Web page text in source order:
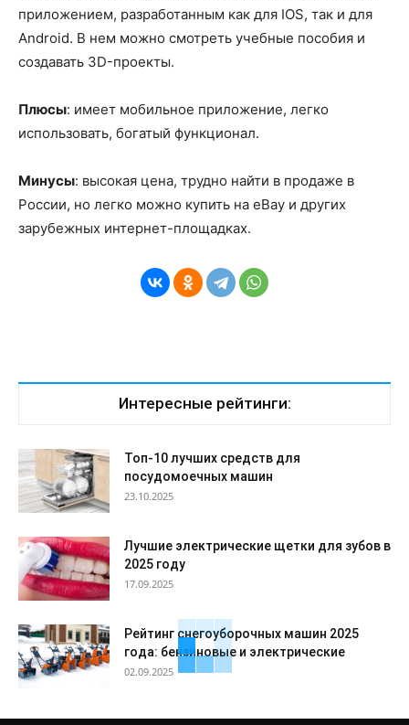
приложением, разработанным как для IOS, так и для
Android. В нем можно смотреть учебные пособия и
создавать 3D-проекты.
Плюсы: имеет мобильное приложение, легко
использовать, богатый функционал.
Минусы: высокая цена, трудно найти в продаже в
России, но легко можно купить на eBay и других
зарубежных интернет-площадках.
Интересные рейтинги:
Топ-10 лучших средств для
посудомоечных машин
23.10.2025
Лучшие электрические щетки для зубов в
2025 году
17.09.2025
Рейтинг снегоуборочных машин 2025
года: бензиновые и электрические
02.09.2025